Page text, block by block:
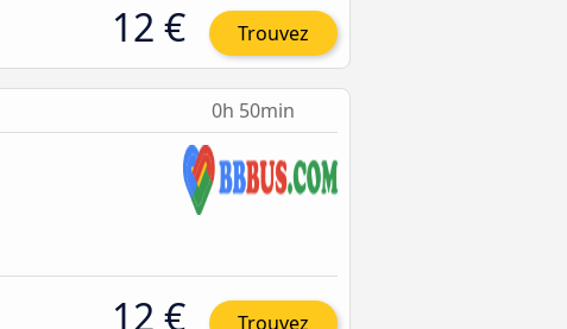
12 € Trouvez
0h 50min
12 € Trouvez